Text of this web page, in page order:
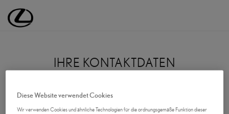
IHRE KONTAKTDATEN
Diese Website verwendet Cookies
Wir verwenden Cookies und ähnliche Technologien für die ordnungsgemäße Funktion dieser
Lexus Deutschland | Lexus Automobile | Lexus